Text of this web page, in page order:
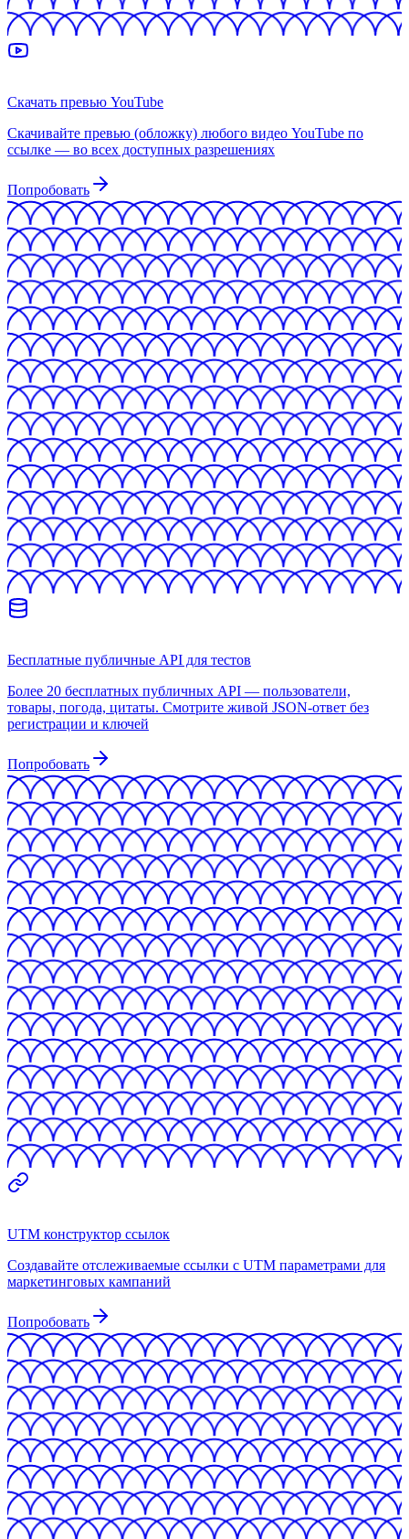
Скачать превью YouTube
Скачивайте превью (обложку) любого видео YouTube по
ссылке — во всех доступных разрешениях
Попробовать
Бесплатные публичные API для тестов
Более 20 бесплатных публичных API — пользователи,
товары, погода, цитаты. Смотрите живой JSON-ответ без
регистрации и ключей
Попробовать
UTM конструктор ссылок
Создавайте отслеживаемые ссылки с UTM параметрами для
маркетинговых кампаний
Попробовать